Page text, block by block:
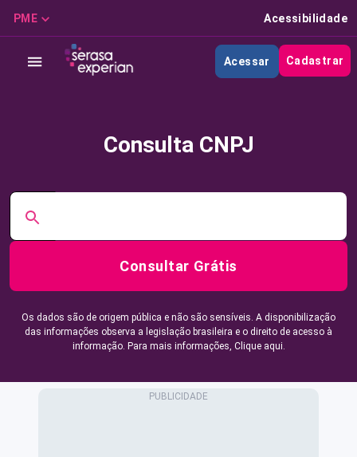
PME Acessibilidade
Acessar Cadastrar
Consulta CNPJ
Consultar Grátis
Os dados são de origem pública e não são sensíveis. A disponibilização
das informações observa a legislação brasileira e o direito de acesso à
informação. Para mais informações, Clique aqui.